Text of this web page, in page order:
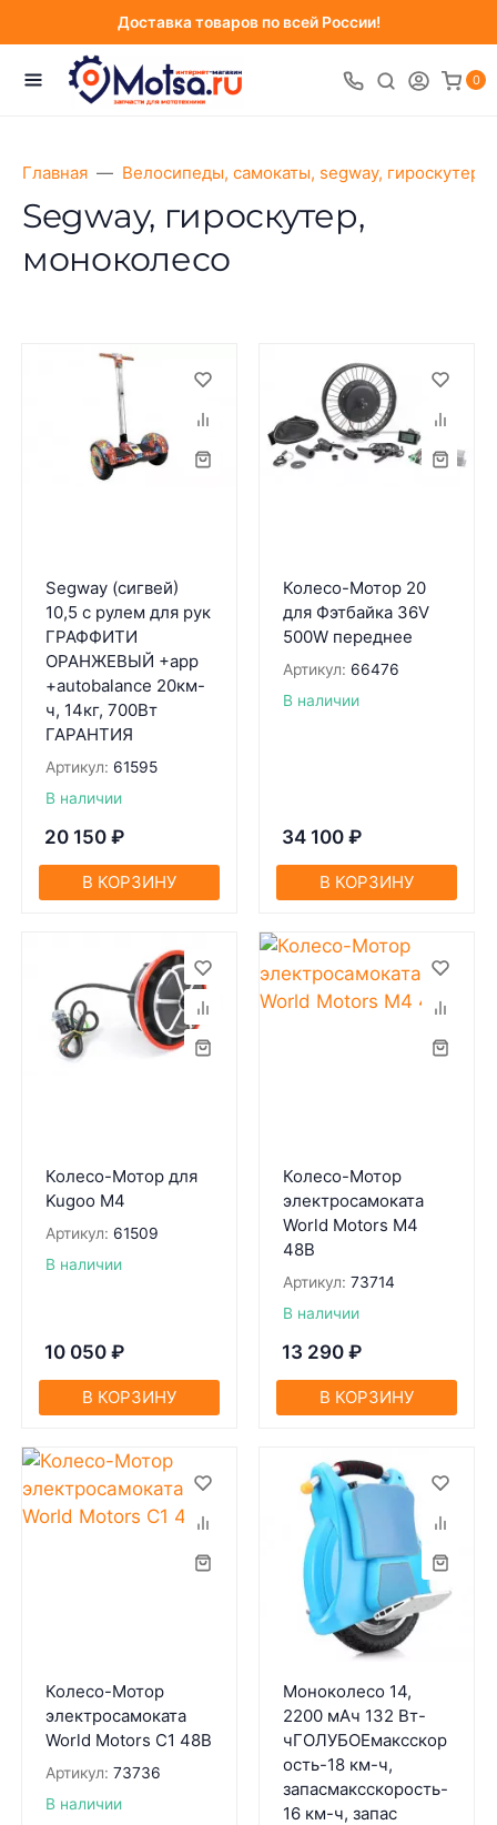
Доставка товаров по всей России!
0
Главная Велосипеды, самокаты, segway, гироскутеры
Segway, гироскутер,
моноколесо
Segway (сигвей)
10,5 с рулем для рук
ГРАФФИТИ
ОРАНЖЕВЫЙ +app
+autobalance 20км-
ч, 14кг, 700Вт
ГАРАНТИЯ
Артикул: 61595
В наличии
20 150 ₽
В КОРЗИНУ
Колесо-Мотор 20
для Фэтбайка 36V
500W переднее
Артикул: 66476
В наличии
34 100 ₽
В КОРЗИНУ
Колесо-Мотор для
Kugoo M4
Артикул: 61509
В наличии
10 050 ₽
В КОРЗИНУ
Колесо-Мотор
электросамоката
World Motors М4
48В
Артикул: 73714
В наличии
13 290 ₽
В КОРЗИНУ
Колесо-Мотор
электросамоката
World Motors С1 48В
Артикул: 73736
В наличии
Моноколесо 14,
2200 мАч 132 Вт-
чГОЛУБОЕмаксскор
ость-18 км-ч,
запасмаксскорость-
16 км-ч, запас